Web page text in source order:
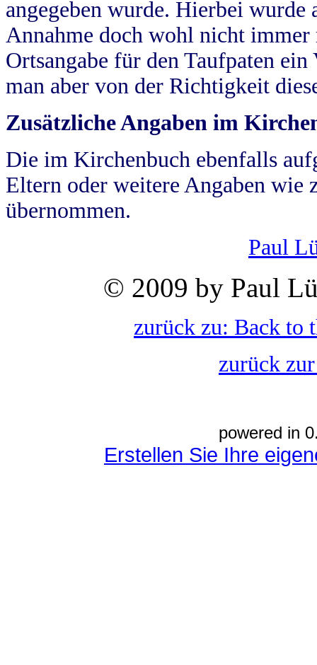
angegeben wurde. Hierbei wurde
Annahme doch wohl nicht
Ortsangabe für den Taufpaten
man aber von der Richtigkeit
Zusätzliche Angaben im
Die im Kirchenbuch ebenfalls
Eltern oder weitere Angaben wie
übernommen.
Paul
© 2009 by Paul
zurück zu: Back to
zurück
powered in
Erstellen Sie Ihre